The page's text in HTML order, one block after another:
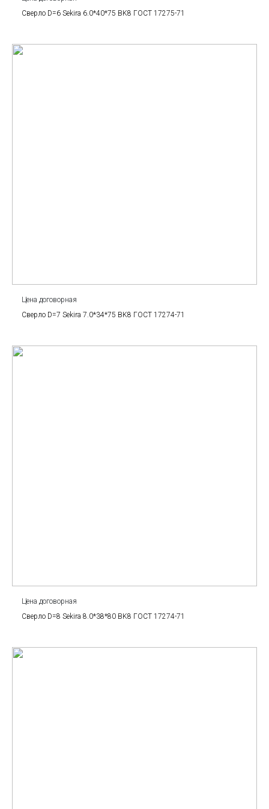
Сверло D=6 Sekira 6.0*40*75 BK8 ГОСТ 17275-71
Цена договорная
Сверло D=7 Sekira 7.0*34*75 BK8 ГОСТ 17274-71
Цена договорная
Сверло D=8 Sekira 8.0*38*80 BK8 ГОСТ 17274-71